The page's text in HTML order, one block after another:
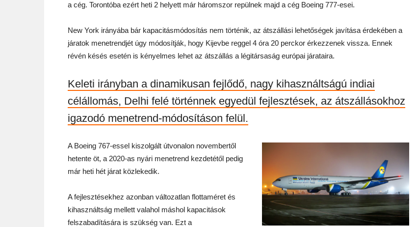
a cég. Torontóba ezért heti 2 helyett már háromszor repülnek majd a cég Boeing 777-esei.
New York irányába bár kapacitásmódosítás nem történik, az átszállási lehetőségek javítása érdekében a
járatok menetrendjét úgy módosítják, hogy Kijevbe reggel 4 óra 20 perckor érkezzenek vissza. Ennek
révén késés esetén is kényelmes lehet az átszállás a légitársaság európai járataira.
Keleti irányban a dinamikusan fejlődő, nagy kihasználtságú indiai
célállomás, Delhi felé történnek egyedül fejlesztések, az átszállásokhoz
igazodó menetrend-módosításon felül.
A Boeing 767-essel kiszolgált útvonalon novembertől
hetente öt, a 2020-as nyári menetrend kezdetétől pedig
már heti hét járat közlekedik.
A fejlesztésekhez azonban változatlan flottaméret és
kihasználtság mellett valahol máshol kapacitások
felszabadítására is szükség van. Ezt a